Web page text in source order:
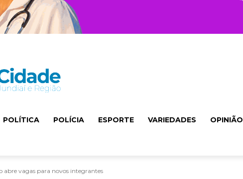
POLÍTICA POLÍCIA ESPORTE VARIEDADES OPINIÃO
abre vagas para novos integrantes